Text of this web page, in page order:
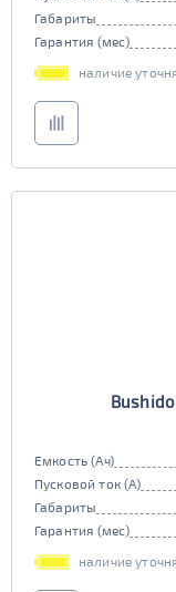
Габариты
Гарантия (мес)
наличие
Bushido
Емкость (Ач)
Пусковой ток (А)
Габариты
Гарантия (мес)
наличие